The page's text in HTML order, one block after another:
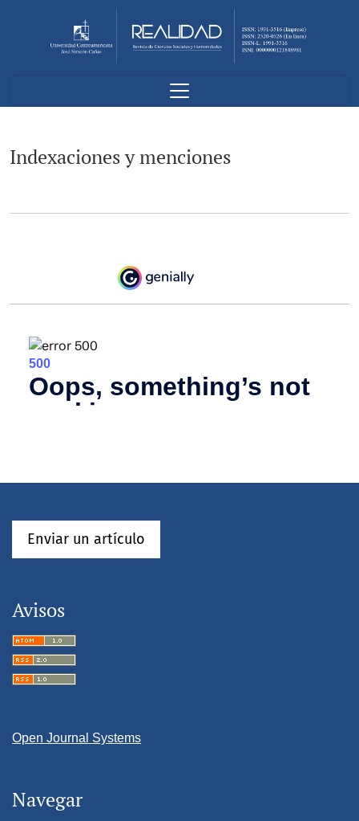
Indexaciones y menciones
Indexaciones y menciones
Enviar un artículo
Avisos
Open Journal Systems
Navegar